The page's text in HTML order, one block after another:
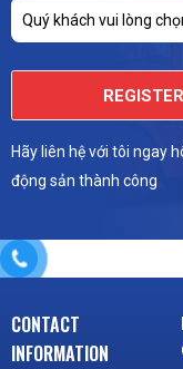
Quý khách vui lòng
Hãy liên hệ với tôi ngay
động sản thành công
CONTACT
INFORMATION